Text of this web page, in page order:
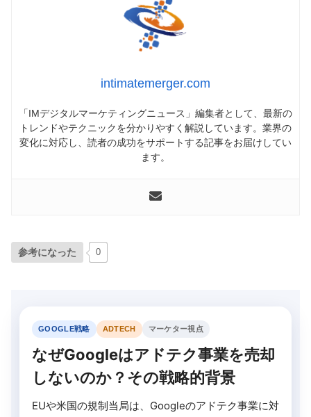
intimatemerger.com
「IMデジタルマーケティングニュース」編集者として、最新の
トレンドやテクニックを分かりやすく解説しています。業界の
変化に対応し、読者の成功をサポートする記事をお届けしてい
ます。
参考になった 0
GOOGLE戦略 ADTECH マーケター視点
なぜGoogleはアドテク事業を売却
しないのか？その戦略的背景
EUや米国の規制当局は、Googleのアドテク事業に対